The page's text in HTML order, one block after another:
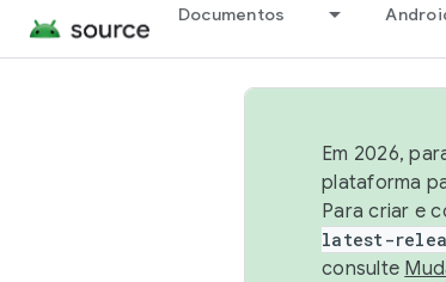
Documentos
Em 2026,
plataforma
Para criar e
latest-
consulte